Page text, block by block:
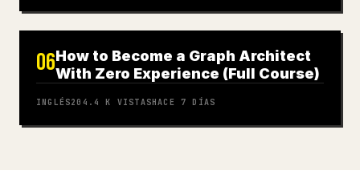
06How to Become a Graph Architect
With Zero Experience (Full Course)
INGLÉS204.4 K VISTASHACE 7 DÍAS